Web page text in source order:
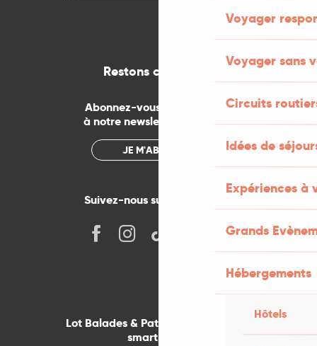
Voyager
Voyager sans
Circuits
Idées de
Expériences à
Grands
Hébergements
Hôtels
Restons connectés
Abonnez-vous gratuitement
à notre newsletter mensuelle
JE M'ABONNE
Suivez-nous sur les réseaux !
Lot Balades & Patrimoines sur votre
smartphone